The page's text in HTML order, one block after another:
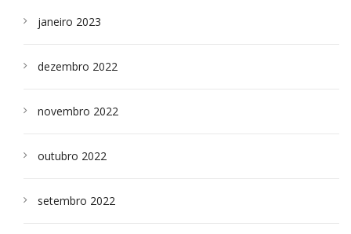
janeiro 2023
dezembro 2022
novembro 2022
outubro 2022
setembro 2022